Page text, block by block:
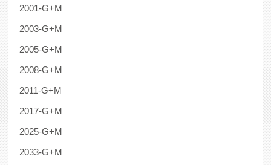
2001-G+M
2003-G+M
2005-G+M
2008-G+M
2011-G+M
2017-G+M
2025-G+M
2033-G+M